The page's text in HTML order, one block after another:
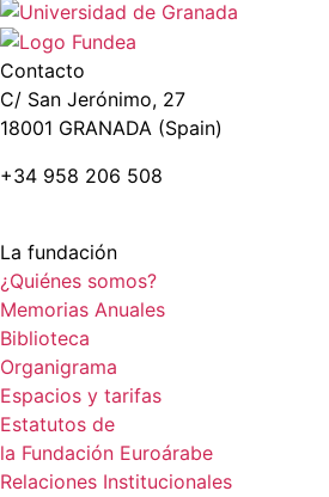
Contacto
C/ San Jerónimo, 27
18001 GRANADA (Spain)
+34 958 206 508
La fundación
¿Quiénes somos?
Memorias Anuales
Biblioteca
Organigrama
Espacios y tarifas
Estatutos de
la Fundación Euroárabe
Relaciones Institucionales